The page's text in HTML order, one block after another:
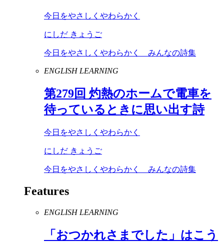
今日をやさしくやわらかく
にしだ きょうご
今日をやさしくやわらかく みんなの詩集
ENGLISH LEARNING
第279回 灼熱のホームで電車を
待っているときに思い出す詩
今日をやさしくやわらかく
にしだ きょうご
今日をやさしくやわらかく みんなの詩集
Features
ENGLISH LEARNING
「おつかれさまでした」はこう